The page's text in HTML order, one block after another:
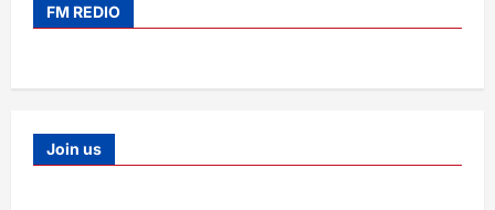
FM REDIO
Join us